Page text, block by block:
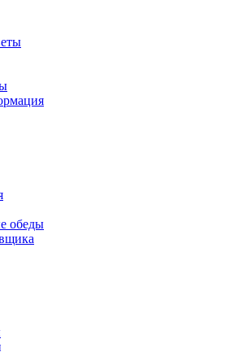
обеды